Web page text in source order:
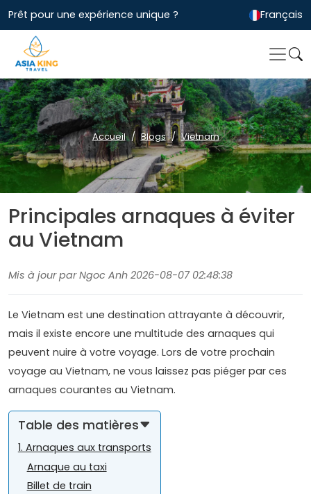
Prêt pour une expérience unique ? Français
Accueil Blogs Vietnam
Principales arnaques à éviter
au Vietnam
Mis à jour par Ngoc Anh 2026-08-07 02:48:38
Le Vietnam est une destination attrayante à découvrir,
mais il existe encore une multitude des arnaques qui
peuvent nuire à votre voyage. Lors de votre prochain
voyage au Vietnam, ne vous laissez pas piéger par ces
arnaques courantes au Vietnam.
Table des matières
1. Arnaques aux transports
Arnaque au taxi
Billet de train